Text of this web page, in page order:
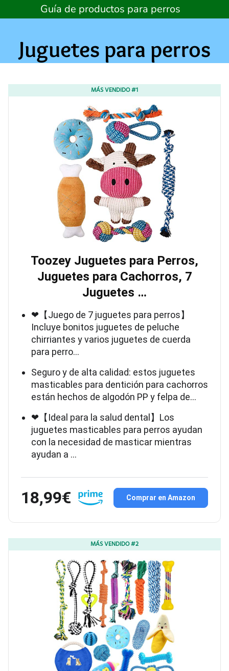
to
Guía de productos para perros
Juguetes para perros
MÁS VENDIDO #1
Toozey Juguetes para Perros,
Juguetes para Cachorros, 7
Juguetes …
❤【Juego de 7 juguetes para perros】
Incluye bonitos juguetes de peluche
chirriantes y varios juguetes de cuerda
para perro…
Seguro y de alta calidad: estos juguetes
masticables para dentición para cachorros
están hechos de algodón PP y felpa de…
❤【Ideal para la salud dental】Los
juguetes masticables para perros ayudan
con la necesidad de masticar mientras
ayudan a …
18,99€ Comprar en Amazon
MÁS VENDIDO #2